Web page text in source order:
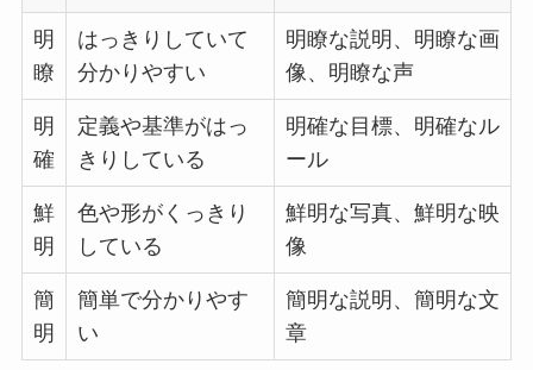
明
瞭
はっきりしていて
分かりやすい
明瞭な説明、明瞭な画
像、明瞭な声
明
確
定義や基準がはっ
きりしている
明確な目標、明確なル
ール
鮮
明
色や形がくっきり
している
鮮明な写真、鮮明な映
像
簡
明
簡単で分かりやす
い
簡明な説明、簡明な文
章